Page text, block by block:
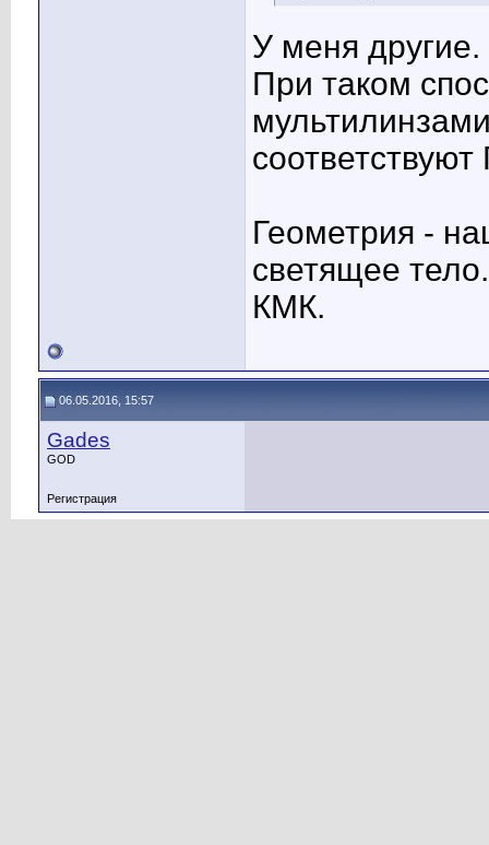
У меня другие.
При таком
Геометрия -
светящее тело.
КМК.
06.05.2016, 15:57
Gades
GOD
Регистрация